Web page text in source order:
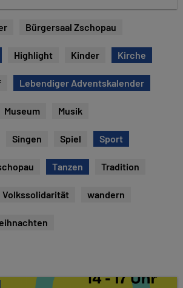
Bürgersaal Zschopau
Highlight Kinder Kirche
Lebendiger Adventskalender
Museum Musik
Singen Spiel Sport
Tanzen Tradition
Volkssolidarität wandern